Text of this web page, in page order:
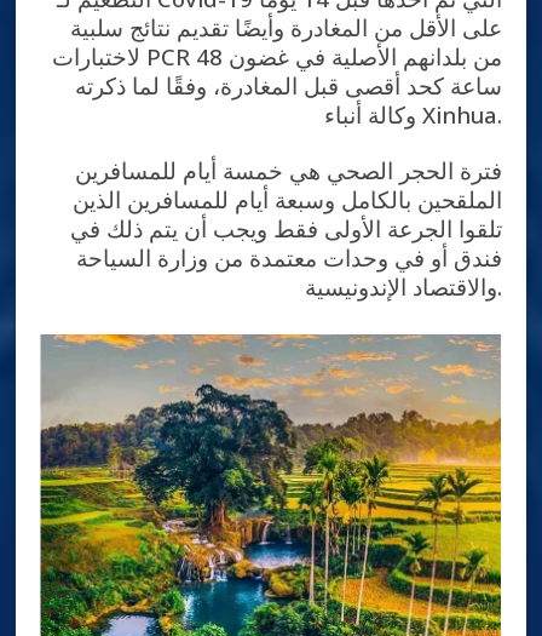
على الأقل من المغادرة وأيضًا تقديم نتائج سلبية
لاختبارات PCR من بلدانهم الأصلية في غضون 48
ساعة كحد أقصى قبل المغادرة، وفقًا لما ذكرته
وكالة أنباء Xinhua.
فترة الحجر الصحي هي خمسة أيام للمسافرين
الملقحين بالكامل وسبعة أيام للمسافرين الذين
تلقوا الجرعة الأولى فقط ويجب أن يتم ذلك في
فندق أو في وحدات معتمدة من وزارة السياحة
والاقتصاد الإندونيسية.